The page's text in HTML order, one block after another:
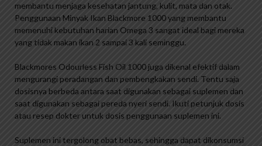
membantu menjaga kesehatan jantung, kulit, mata dan otak.
Penggunaan Minyak Ikan Blackmore 1000 yang membantu
memenuhi kebutuhan harian Omega 3 sangat ideal bagi mereka
yang tidak makan ikan 2 sampai 3 kali seminggu.
Blackmores Odourless Fish Oil 1000 juga dikenal efektif dalam
mengurangi peradangan dan pembengkakan sendi. Tentu saja
dosisnya berbeda antara saat digunakan sebagai suplemen dan
saat digunakan sebagai pereda nyeri sendi. Ikuti petunjuk dosis
atau resep dokter untuk dosis penggunaan suplemen ini.
Suplemen ini tergolong obat bebas, sehingga dapat dikonsumsi